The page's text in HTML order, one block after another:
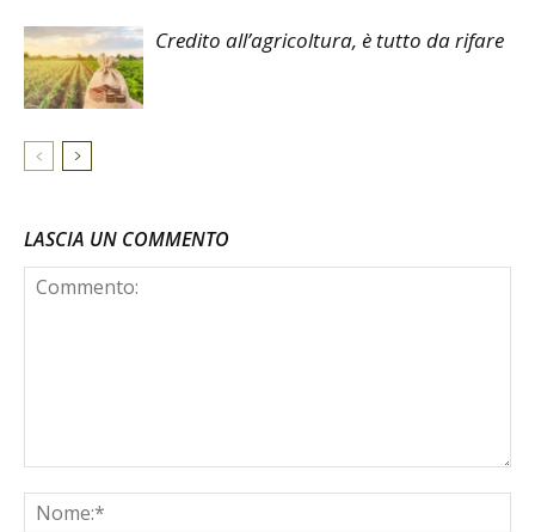
Credito all’agricoltura, è tutto da rifare
LASCIA UN COMMENTO